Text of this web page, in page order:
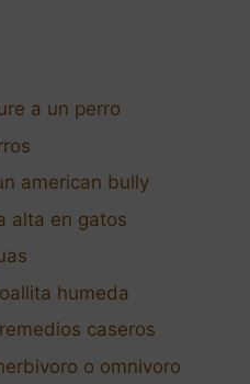
a un perro
american bully
alta en gatos
humeda
caseros
o omnivoro